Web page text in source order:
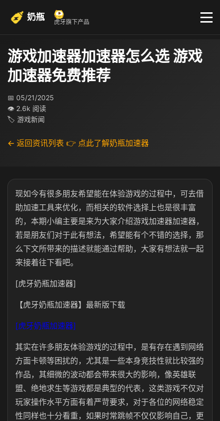
奶瓶 虎牙旗下产品
游戏加速器加速器怎么选 游戏
加速器免费推荐
📅 05/21/2025
👁 2.6k 阅读
🏷 游戏新闻
← 返回资讯列表 👉 点此了解奶瓶加速器
现如今有很多朋友希望能在体验游戏的过程中，可去借
助加速工具来优化，而相关的软件选择上也是很丰富
的，本期小编主要是来为大家介绍游戏加速器加速器，
若是朋友们对于此有想法，希望能有个不错的选择，那
么下文所带来的描述就能通过帮助，大家有想法就一起
来接着往下看吧。
[虎牙奶瓶加速器]
【虎牙奶瓶加速器】最新版下载
[虎牙奶瓶加速器]
其实在许多朋友体验游戏的过程中，是有存在遇到网络
方面卡顿等困扰的，尤其是一些本身竞技性就比较强的
作品，其细微的波动都会带来很大的影响，像英雄联
盟、绝地求生等游戏都是典型的代表，这类游戏不仅对
玩家操作水平方面有着严苛要求，对于各位的网络稳定
性同样也十分看重，如果时常跳帧不仅仅影响自己，更